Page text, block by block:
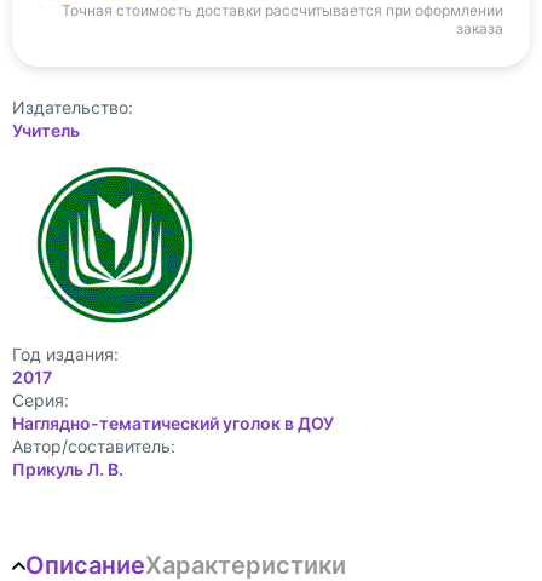
Точная стоимость доставки рассчитывается при оформлении
заказа
Издательство:
Учитель
Год издания:
2017
Cерия:
Наглядно-тематический уголок в ДОУ
Автор/составитель:
Прикуль Л. В.
ОписаниеХарактеристики